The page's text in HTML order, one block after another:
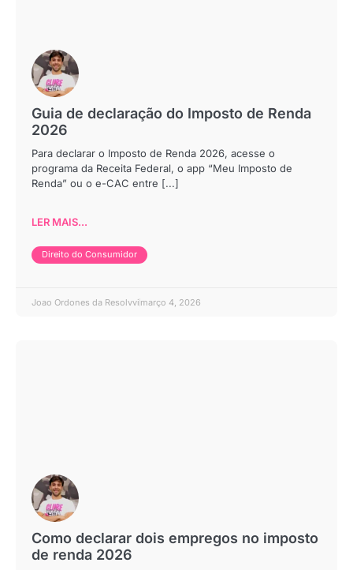
Guia de declaração do Imposto de Renda
2026
Para declarar o Imposto de Renda 2026, acesse o
programa da Receita Federal, o app “Meu Imposto de
Renda” ou o e-CAC entre [...]
LER MAIS...
Direito do Consumidor
Joao Ordones da Resolvvi março 4, 2026
Como declarar dois empregos no imposto
de renda 2026